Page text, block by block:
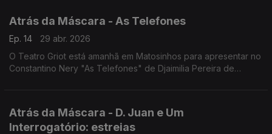
Atrás da Máscara - As Telefones
Ep. 14
29 abr. 2026
O Teatro Griot está amanhã em Matosinhos para apresentar no
Constantino Nery "As Telefones" de Djaimilia Pereira de
Atrás da Máscara - D. Juan e Um
Interrogatório: estreias